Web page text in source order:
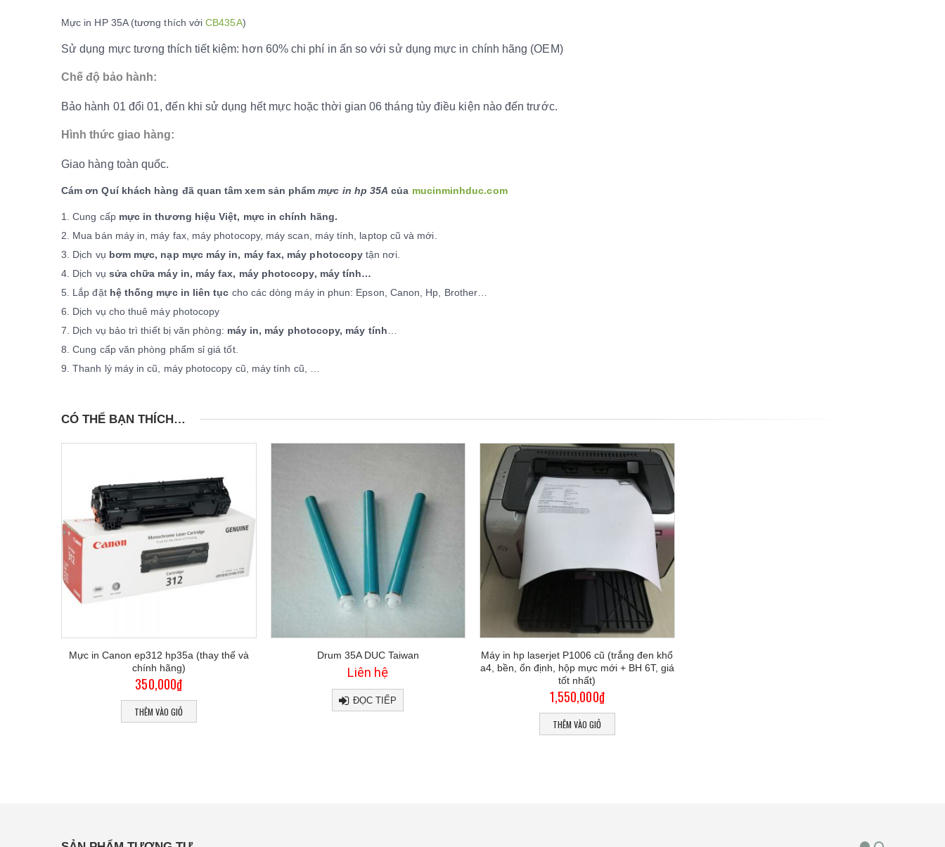
Mực in HP 35A (tương thích vớiCB435A)
Sử dụng mực tương thích tiết kiệm: hơn 60% chi phí in ấn so với sử dụng mực in chính hãng (OEM)
Chế độ bảo hành:
Bảo hành 01 đổi 01, đến khi sử dụng hết mực hoặc thời gian 06 tháng tùy điều kiện nào đến trước.
Hình thức giao hàng:
Giao hàng toàn quốc.
Cám ơn Quí khách hàng đã quan tâm xem sản phẩmmực in hp 35A của mucinminhduc.com
1. Cung cấp mực in thương hiệu Việt, mực in chính hãng.
2. Mua bán máy in, máy fax, máy photocopy, máy scan, máy tính, laptop cũ và mới.
3. Dịch vụ bơm mực, nạp mực máy in, máy fax, máy photocopy tận nơi.
4. Dịch vụ sửa chữa máy in, máy fax, máy photocopy, máy tính…
5. Lắp đặt hệ thống mực in liên tục cho các dòng máy in phun: Epson, Canon, Hp, Brother…
6. Dịch vụ cho thuê máy photocopy
7. Dịch vụ bảo trì thiết bị văn phòng: máy in, máy photocopy, máy tính
8. Cung cấp văn phòng phẩm sỉ giá tốt.
9. Thanh lý máy in cũ, máy photocopy cũ, máy tính cũ, …
CÓ THỂ BẠN THÍCH…
Mực in Canon ep312 hp35a (thay thế và
chính hãng)
350,000₫
THÊM VÀO GIỎ
Drum 35A DUC Taiwan
Liên hệ
ĐỌC TIẾP
Máy in hp laserjet P1006 cũ (trắng đen khổ
a4, bền, ổn định, hộp mực mới + BH 6T, giá
tốt nhất)
1,550,000₫
THÊM VÀO GIỎ